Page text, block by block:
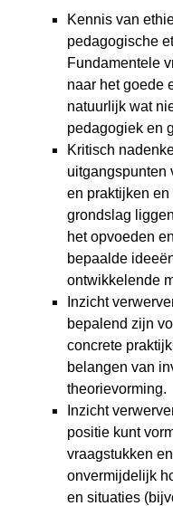
Kennis van
pedagogische
Fundamentele
naar het goede
natuurlijk wat
pedagogiek en
Kritisch
uitgangspunten
en praktijken
grondslag
het opvoeden
bepaalde
ontwikkelende
Inzicht
bepalend zijn
concrete
belangen van
theorievorming.
Inzicht
positie kunt
vraagstukken
onvermijdelijk
en situaties